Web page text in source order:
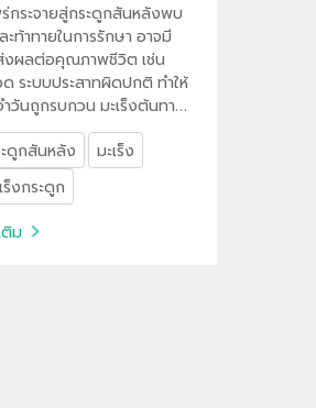
ร่กระจายสู่กระดูกสันหลังพบ
ท้าทายในการรักษา อาจมี
งผลต่อคุณภาพชีวิต เช่น
ด ระบบประสาทผิดปกติ ทำให้
วันถูกรบกวน มะเร็งต้นทางที่
ะจายสู่กระดูกสันหลังได้บ่อย
เต้านม มะเร็งปอด มะเร็ง
มาก
ดูกสันหลัง
มะเร็ง
ร็งกระดูก
ติม